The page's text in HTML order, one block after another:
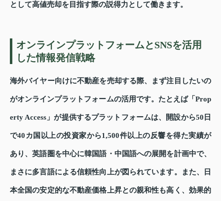
として高値売却を目指す際の説得力として働きます。
オンラインプラットフォームとSNSを活用
した情報発信戦略
海外バイヤー向けに不動産を売却する際、まず注目したいの
がオンラインプラットフォームの活用です。たとえば「Prop
erty Access」が提供するプラットフォームは、開設から50日
で40カ国以上の投資家から1,500件以上の反響を得た実績が
あり、英語圏を中心に韓国語・中国語への展開を計画中で、
まさに多言語による信頼性向上が図られています。また、日
本全国の安定的な不動産価格上昇との親和性も高く、効果的